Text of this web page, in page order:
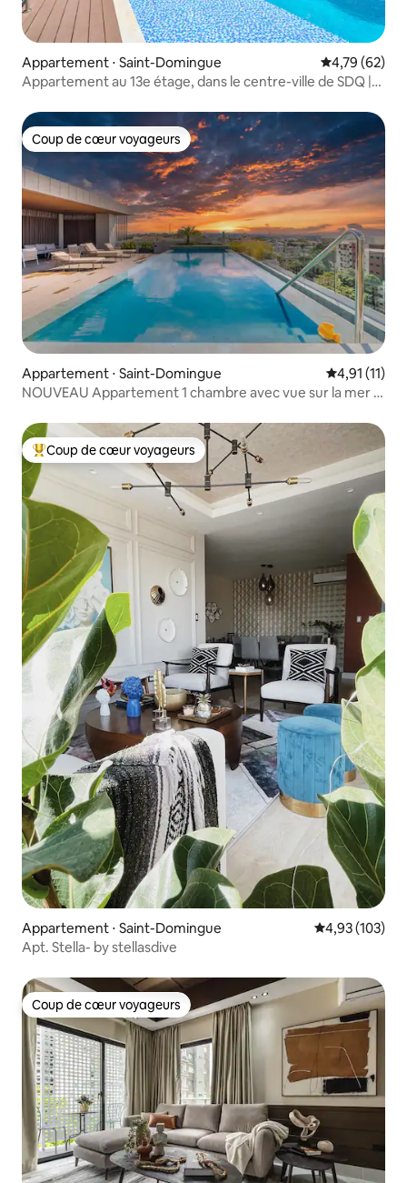
Appartement ⋅ Saint-Domingue Évaluation
4,79 (62)
Appartement au 13e étage, dans le centre-ville de SDQ |
Coup de cœur voyageurs
Coup de cœur voyageurs
Appartement ⋅ Saint-Domingue Évaluation
4,91 (11)
NOUVEAU Appartement 1 chambre avec vue sur la mer +
Coups de cœur voyageurs les plus appréciés
Coup de cœur voyageurs
Appartement ⋅ Saint-Domingue Évaluation
4,93 (103)
Apt. Stella- by stellasdive
Coup de cœur voyageurs
Coup de cœur voyageurs